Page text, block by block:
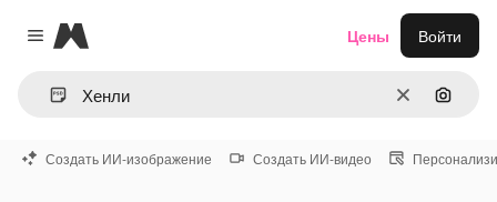
Close menu
Magnific
ОчиститьПоиск
Цены Войти
Создать ИИ-изображение Создать ИИ-видео